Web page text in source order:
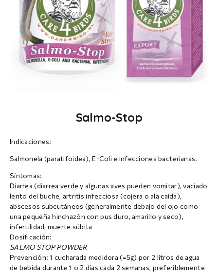
Salmo-Stop
Indicaciones:
Salmonela (paratifoidea), E-Coli e infecciones bacterianas.
Síntomas:
Diarrea (diarrea verde y algunas aves pueden vomitar), vaciado
lento del buche, artritis infecciosa (cojera o ala caída),
abscesos subcutáneos (generalmente debajo del ojo como
una pequeña hinchazón con pus duro, amarillo y seco),
infertilidad, muerte súbita
Dosificación:
SALMO STOP POWDER
Prevención: 1 cucharada medidora (=5g) por 2 litros de agua
de bebida durante 1 o 2 días cada 2 semanas, preferiblemente